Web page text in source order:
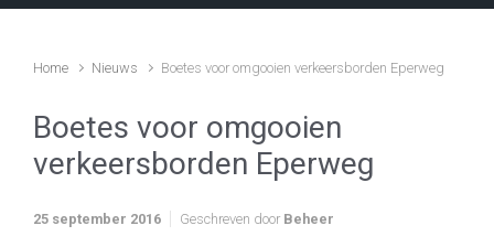
Home Nieuws Boetes voor omgooien verkeersborden Eperweg
Boetes voor omgooien
verkeersborden Eperweg
25 september 2016 Geschreven door Beheer